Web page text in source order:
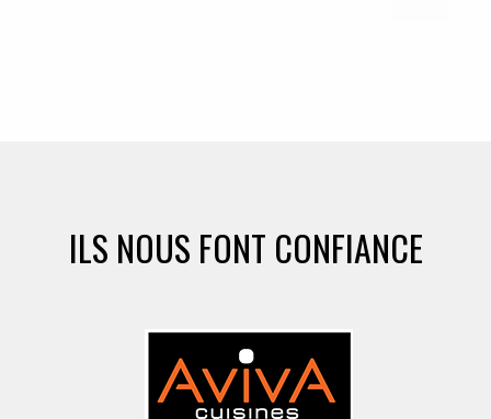
ILS NOUS FONT CONFIANCE